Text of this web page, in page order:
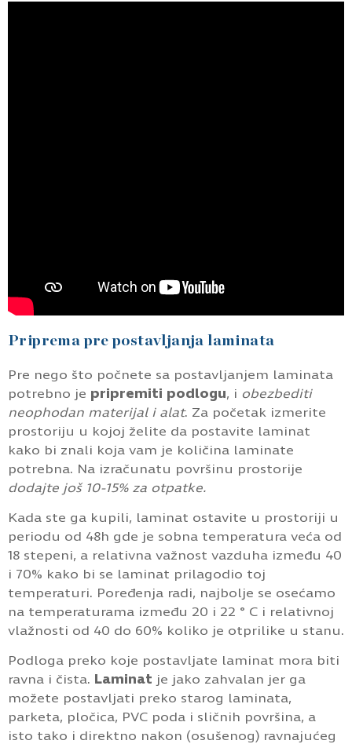
Priprema pre postavljanja laminata
Pre nego što počnete sa postavljanjem laminata
potrebno je pripremiti podlogu, i obezbediti
neophodan materijal i alat. Za početak izmerite
prostoriju u kojoj želite da postavite laminat
kako bi znali koja vam je količina laminate
potrebna. Na izračunatu površinu prostorije
dodajte još 10-15% za otpatke.
Kada ste ga kupili, laminat ostavite u prostoriji u
periodu od 48h gde je sobna temperatura veća od
18 stepeni, a relativna važnost vazduha između 40
i 70% kako bi se laminat prilagodio toj
temperaturi. Poređenja radi, najbolje se osećamo
na temperaturama između 20 i 22 ° C i relativnoj
vlažnosti od 40 do 60% koliko je otprilike u stanu.
Podloga preko koje postavljate laminat mora biti
ravna i čista. Laminat je jako zahvalan jer ga
možete postavljati preko starog laminata,
parketa, pločica, PVC poda i sličnih površina, a
isto tako i direktno nakon (osušenog) ravnajućeg